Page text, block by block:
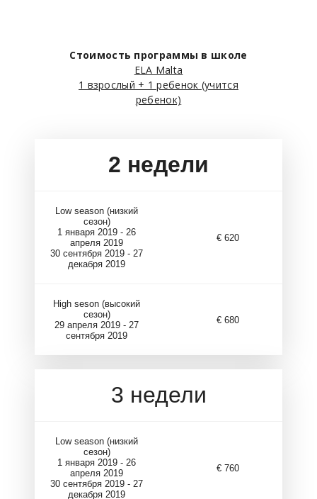
Стоимость программы в школе
ELA Malta
1 взрослый + 1 ребенок (учится
ребенок)
2 недели
Low season (низкий
сезон)
1 января 2019 - 26
апреля 2019
30 сентября 2019 - 27
декабря 2019
€ 620
High seson (высокий
сезон)
29 апреля 2019 - 27
сентября 2019
€ 680
3 недели
Low season (низкий
сезон)
1 января 2019 - 26
апреля 2019
30 сентября 2019 - 27
декабря 2019
€ 760